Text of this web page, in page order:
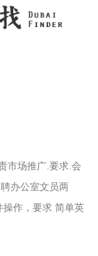
市场推广.要求.会
办公室文员两
作，要求 简单英